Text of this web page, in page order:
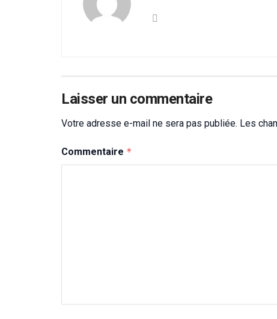
Laisser un commentaire
Votre adresse e-mail ne sera pas publiée. Les
Commentaire *